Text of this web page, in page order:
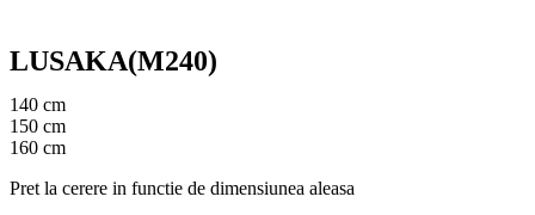
LUSAKA(M240)
140 cm
150 cm
160 cm
Pret la cerere in functie de dimensiunea aleasa